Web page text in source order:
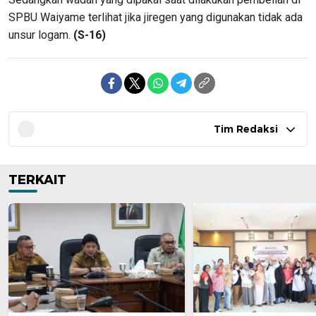
SPBU Waiyame terlihat jika jiregen yang digunakan tidak ada
unsur logam. (S-16)
Tim Redaksi
TERKAIT